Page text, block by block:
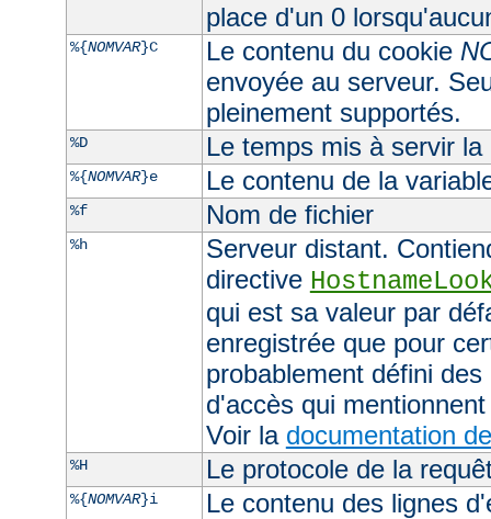
place d'un 0
%{NOMVAR}C Le contenu du cookie
envoyée au serveur.
pleinement supportés.
%D Le temps mis à servir
%{NOMVAR}e Le contenu de la
%f Nom de fichier
%h
Serveur distant.
directive
qui est sa valeur par
enregistrée que pour
probablement défini
d'accès qui
Voir la documentation
%H Le protocole de la
%{NOMVAR}i
Le contenu des lignes